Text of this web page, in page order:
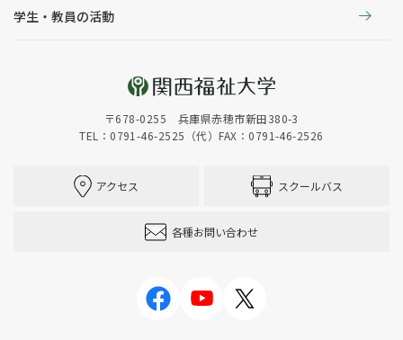
学生・教員の活動
〒678-0255 兵庫県赤穂市新田380-3
TEL：0791-46-2525（代）FAX：0791-46-2526
アクセス スクールバス
各種お問い合わせ